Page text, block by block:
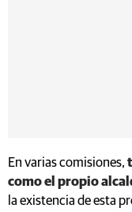
En varias comisiones,
como el propio
la existencia de esta